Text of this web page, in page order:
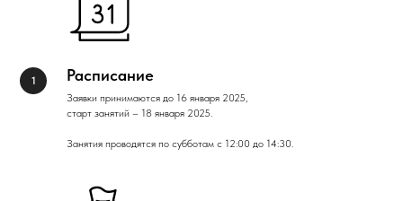
Расписание
Заявки принимаются до 16 января 2025,
старт занятий – 18 января 2025.
Занятия проводятся по субботам с 12:00 до 14:30.